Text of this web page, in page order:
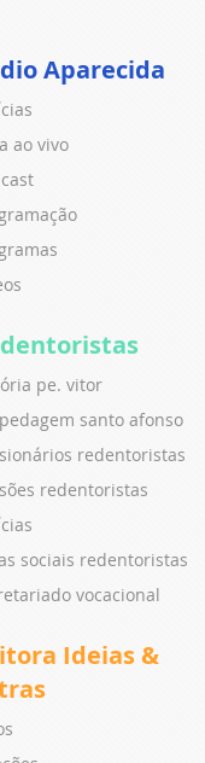
Aparecida
ao vivo
pe. vitor
santo afonso
redentoristas
redentoristas
sociais redentoristas
vocacional
Ideias &